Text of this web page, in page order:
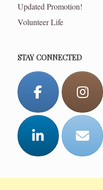
Updated Promotion!
Volunteer Life
STAY CONNECTED